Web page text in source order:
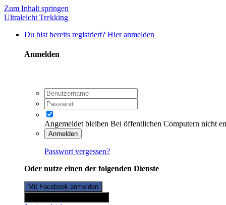
Zum Inhalt springen
Ultraleicht Trekking
Du bist bereits registriert? Hier anmelden
Anmelden
Angemeldet bleiben Bei öffentlichen Computern nicht
Anmelden
Passwort vergessen?
Oder nutze einen der folgenden Dienste
Mit Facebook anmelden